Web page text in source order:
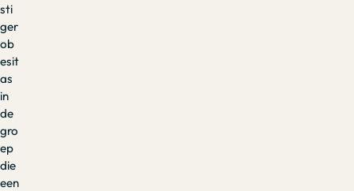
sti
ger
ob
esit
as
in
de
gro
ep
die
een